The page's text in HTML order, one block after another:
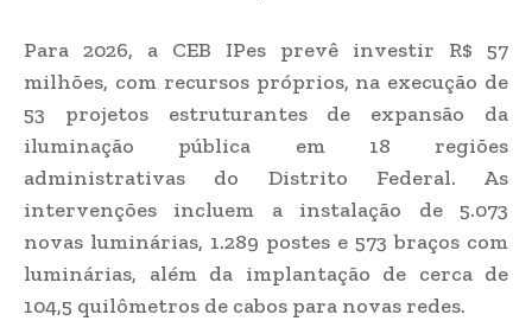
Para 2026, a CEB IPes prevê investir R$ 57
milhões, com recursos próprios, na execução de
53 projetos estruturantes de expansão da
iluminação pública em 18 regiões
administrativas do Distrito Federal. As
intervenções incluem a instalação de 5.073
novas luminárias, 1.289 postes e 573 braços com
luminárias, além da implantação de cerca de
104,5 quilômetros de cabos para novas redes.